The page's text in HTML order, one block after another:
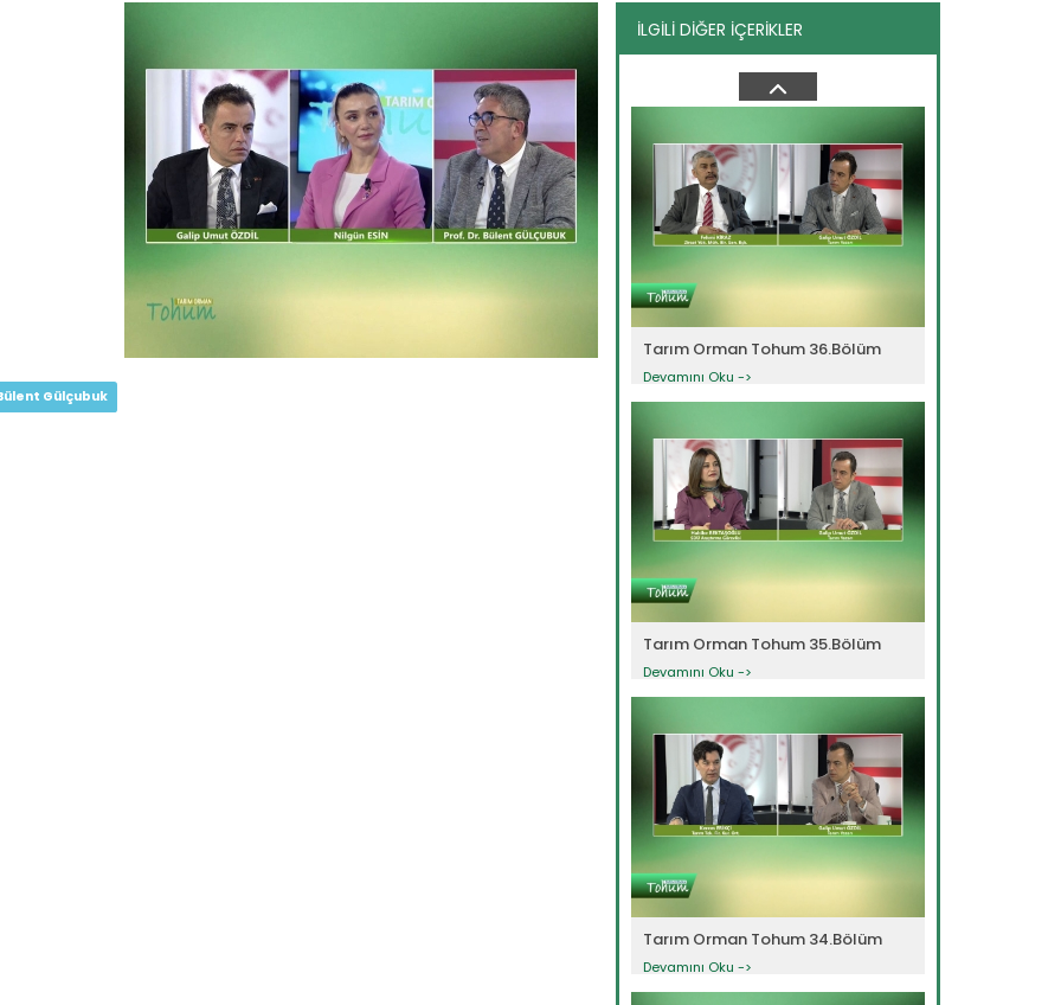
Gülçubuk
İLGİLİ DİĞER İÇERİKLER
Tarım Orman Tohum 29.Bölüm
Tarım Orman Tohum 36.Bölüm
Devamını Oku ->
Tarım Orman Tohum 35.Bölüm
Devamını Oku ->
Tarım Orman Tohum 34.Bölüm
Devamını Oku ->